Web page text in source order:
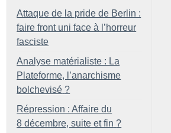
Attaque de la pride de Berlin :
faire front uni face à l’horreur
fasciste
Analyse matérialiste : La
Plateforme, l’anarchisme
bolchevisé ?
Répression : Affaire du
8 décembre, suite et fin ?